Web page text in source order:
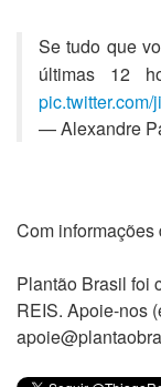
Se tudo que
últimas 12
— Alexandre
Com
Plantão Brasil foi
REIS. Apoie-nos